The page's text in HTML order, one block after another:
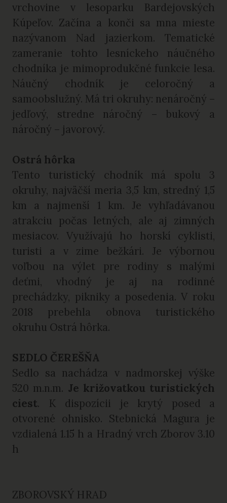
vrchovine v lesoparku Bardejovských
Kúpeľov. Začína a konči sa mna mieste
nazývanom Nad jazierkom. Tematické
zameranie tohto lesníckeho náučného
chodníka je mimoprodukčné funkcie lesa.
Náučný chodník je celoročný a
samoobslužný. Má tri okruhy: nenáročný –
jedľový, stredne náročný – bukový a
náročný – javorový.
Ostrá hôrka
Tento turistický chodník má spolu 3
okruhy, najväčší meria 3,5 km, stredný 1,5
km a najmenší 1 km. Je vyhľadávanou
atrakciu počas letných, ale aj zimných
mesiacov. Využívajú ho horskí cyklisti,
turisti a v zime bežkári. Je výbornou
voľbou na výlet pre rodiny s malými
deťmi, vhodný je aj na rodinné
prechádzky, pikniky a posedenia. V roku
2018 prebehla obnova turistického
okruhu Ostrá hôrka.
SEDLO ČEREŠŇA
Sedlo sa nachádza v nadmorskej výške
520 m.n.m. Je križovatkou turistických
ciest. K dispozícii je krytý posed a
otvorené ohnisko. Stebnická Magura je
vzdialená 1.15 h a Hradný vrch Zborov 3.10
h
ZBOROVSKÝ HRAD